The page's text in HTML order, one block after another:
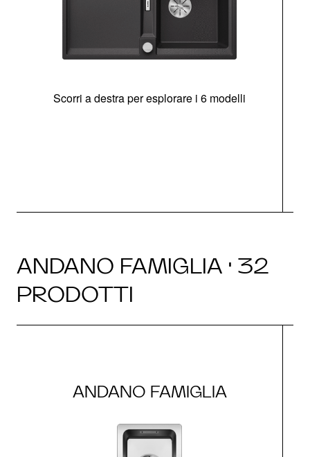
Scorri a destra per esplorare i 6 modelli
ANDANO FAMIGLIA · 32
PRODOTTI
ANDANO FAMIGLIA